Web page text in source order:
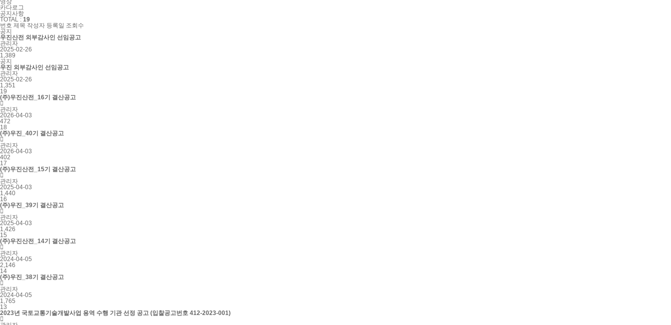
영상
카다로그
공지사항
TOTAL : 19
번호 제목 작성자 등록일 조회수
공지
우진산전 외부감사인 선임공고
관리자
2025-02-26
1,389
공지
우진 외부감사인 선임공고
관리자
2025-02-26
1,351
19
(주)우진산전_16기 결산공고

관리자
2026-04-03
472
18
(주)우진_40기 결산공고

관리자
2026-04-03
402
17
(주)우진산전_15기 결산공고

관리자
2025-04-03
1,440
16
(주)우진_39기 결산공고

관리자
2025-04-03
1,426
15
(주)우진산전_14기 결산공고

관리자
2024-04-05
2,146
14
(주)우진_38기 결산공고

관리자
2024-04-05
1,765
13
2023년 국토교통기술개발사업 용역 수행 기관 선정 공고 (입찰공고번호 412-2023-001)
